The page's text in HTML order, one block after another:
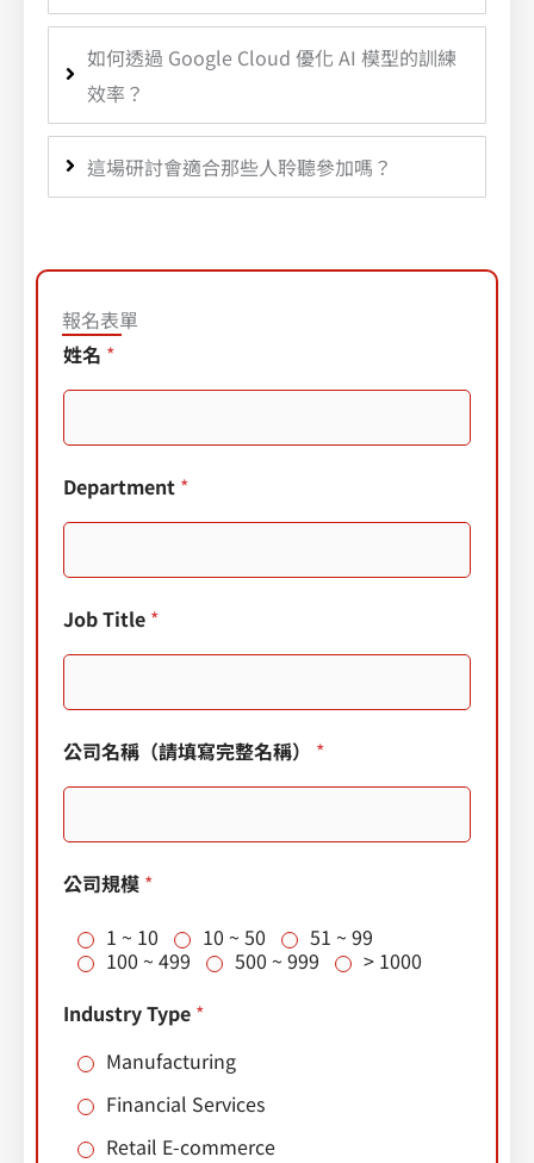
如何透過 Google Cloud 優化 AI 模型的訓練
效率？
這場研討會適合那些人聆聽參加嗎？
報名表單
姓名 *
Department *
Job Title *
*
公司名稱（請填寫完整名稱） *
公司規模 *
1 ~ 10
10 ~ 50
51 ~ 99
100 ~ 499
500 ~ 999
> 1000
Industry Type *
Manufacturing
Financial Services
Retail E-commerce